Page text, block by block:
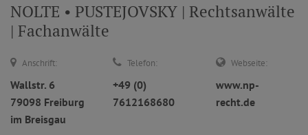
NOLTE • PUSTEJOVSKY | Rechtsanwälte
| Fachanwälte
Anschrift:
Wallstr. 6
79098 Freiburg
im Breisgau
Telefon:
+49 (0)
7612168680
Webseite:
www.np-
recht.de